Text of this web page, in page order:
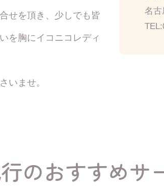
せを頂き、少しでも皆
を胸にイコニコレディ
いませ。
名古
TEL:
のおすすめサ